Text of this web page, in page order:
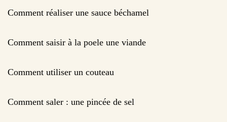
Comment réaliser une sauce béchamel
Comment saisir à la poele une viande
Comment utiliser un couteau
Comment saler : une pincée de sel